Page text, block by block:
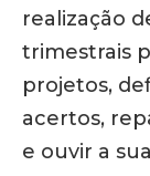
realização
trimestrais
projetos,
acertos,
e ouvir a